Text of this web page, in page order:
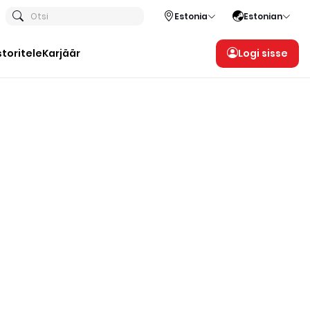
Otsi Estonia Estonian
Karjäär Logi sisse